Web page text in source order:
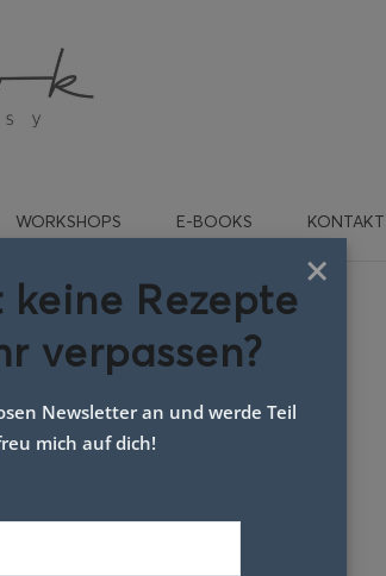
WORKSHOPS E-BOOKS KONTAKT
×
Rezepte
verpassen?
Newsletter an und werde Teil
mich auf dich!